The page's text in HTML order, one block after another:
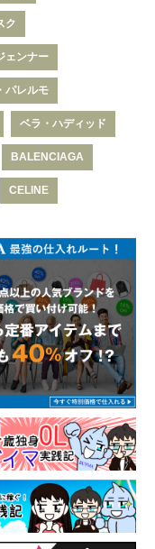
ク
ェンナー
パレルモ
ベラ・ハディッド
BALENCIAGA
CELINE